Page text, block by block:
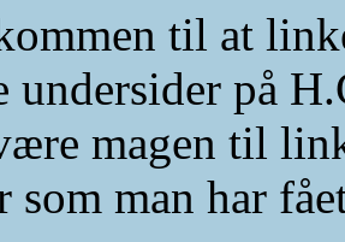
til at
undersider på
magen til
som man har